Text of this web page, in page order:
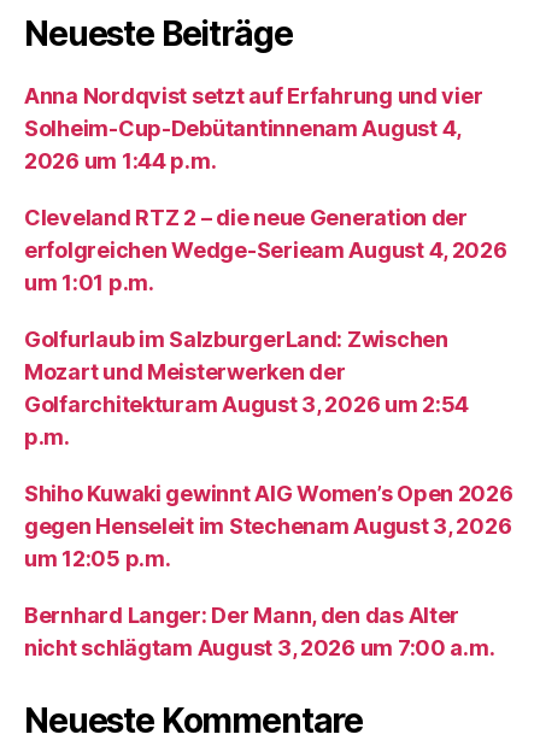
Neueste Beiträge
Anna Nordqvist setzt auf Erfahrung und vier
Solheim-Cup-Debütantinnenam August 4,
2026 um 1:44 p.m.
Cleveland RTZ 2 – die neue Generation der
erfolgreichen Wedge-Serieam August 4, 2026
um 1:01 p.m.
Golfurlaub im SalzburgerLand: Zwischen
Mozart und Meisterwerken der
Golfarchitekturam August 3, 2026 um 2:54
p.m.
Shiho Kuwaki gewinnt AIG Women’s Open 2026
gegen Henseleit im Stechenam August 3, 2026
um 12:05 p.m.
Bernhard Langer: Der Mann, den das Alter
nicht schlägtam August 3, 2026 um 7:00 a.m.
Neueste Kommentare